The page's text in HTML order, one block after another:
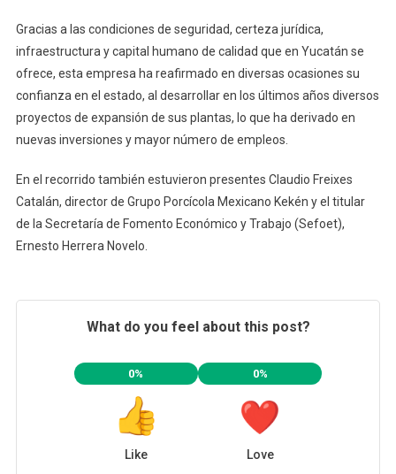
Gracias a las condiciones de seguridad, certeza jurídica,
infraestructura y capital humano de calidad que en Yucatán se
ofrece, esta empresa ha reafirmado en diversas ocasiones su
confianza en el estado, al desarrollar en los últimos años diversos
proyectos de expansión de sus plantas, lo que ha derivado en
nuevas inversiones y mayor número de empleos.
En el recorrido también estuvieron presentes Claudio Freixes
Catalán, director de Grupo Porcícola Mexicano Kekén y el titular
de la Secretaría de Fomento Económico y Trabajo (Sefoet),
Ernesto Herrera Novelo.
What do you feel about this post?
0%
Like
0%
Love